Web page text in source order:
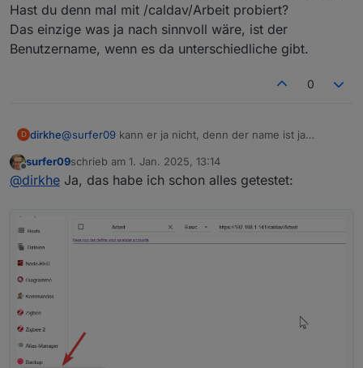
Loggt man sich dort ein, hat man Zugriff auf die
ganzen Kalender.
Ich war davon ausgegangen, dass er dann vorne
Hast du denn mal mit /caldav/Arbeit probiert?
Das einzige was ja nach sinnvoll wäre, ist der
Benutzername, wenn es da unterschiedliche gibt.
0
D dirkhe@surfer09 kann er ja nicht, denn der name ist ja
Hast du denn mal mit /caldav/Arbeit probiert?
Das einzige was ja nach sinnvoll wäre, ist der
Offline
surfer09schrieb am 1. Jan. 2025, 13:14
zuletzt editiert von
@dirkhe Ja, das habe ich schon alles getestet: